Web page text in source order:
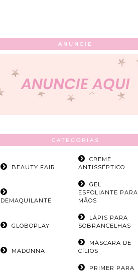
ANUNCIE
CATEGORIAS
BEAUTY FAIR
CREME
ANTISSÉPTICO
DEMAQUILANTE
GEL
ESFOLIANTE PARA
MÃOS
GLOBOPLAY
LÁPIS PARA
SOBRANCELHAS
MADONNA
MÁSCARA DE
CÍLIOS
PRIMER PARA